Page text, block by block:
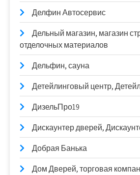
Делфин Автосервис
Дельный магазин, магазин
отделочных материалов
Дельфин, сауна
Детейлинговый центр,
ДизельПро19
Дискаунтер дверей,
Добрая Банька
Дом Дверей, торговая